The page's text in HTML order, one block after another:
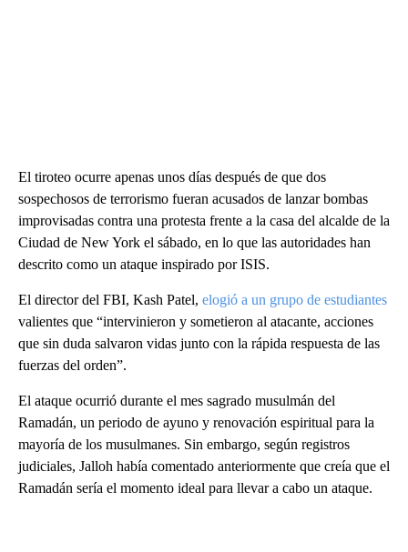
El tiroteo ocurre apenas unos días después de que dos
sospechosos de terrorismo fueran acusados de lanzar bombas
improvisadas contra una protesta frente a la casa del alcalde de la
Ciudad de New York el sábado, en lo que las autoridades han
descrito como un ataque inspirado por ISIS.
El director del FBI, Kash Patel, elogió a un grupo de estudiantes
valientes que “intervinieron y sometieron al atacante, acciones
que sin duda salvaron vidas junto con la rápida respuesta de las
fuerzas del orden”.
El ataque ocurrió durante el mes sagrado musulmán del
Ramadán, un periodo de ayuno y renovación espiritual para la
mayoría de los musulmanes. Sin embargo, según registros
judiciales, Jalloh había comentado anteriormente que creía que el
Ramadán sería el momento ideal para llevar a cabo un ataque.